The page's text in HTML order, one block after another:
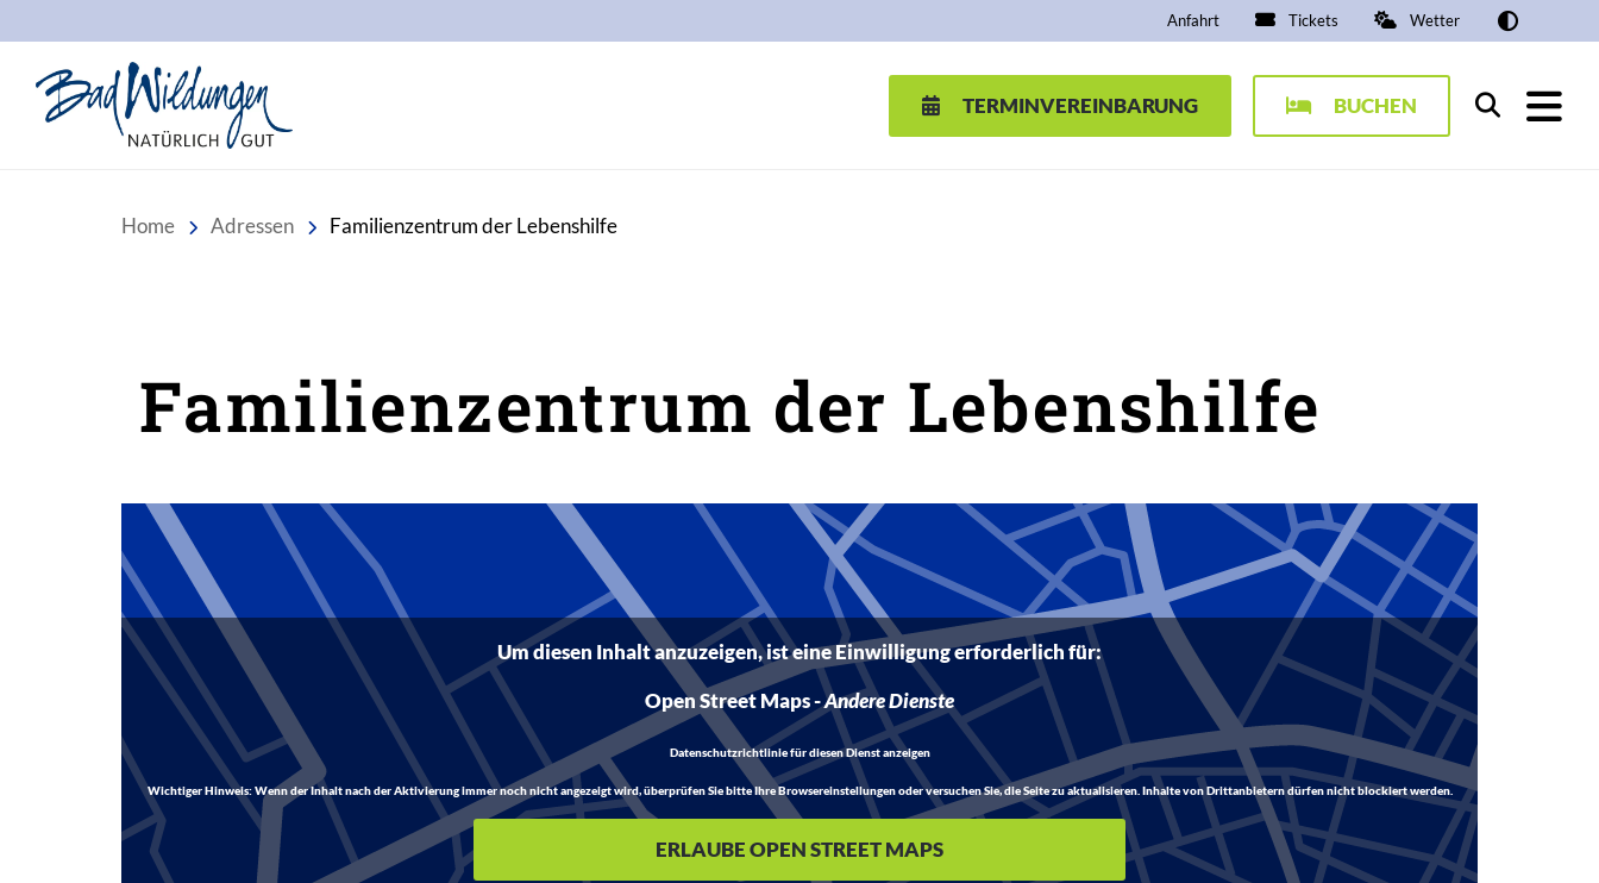
Anfahrt Tickets Wetter
TERMINVEREINBARUNG BUCHEN Suchen
Home Adressen Familienzentrum der Lebenshilfe
Familienzentrum der Lebenshilfe
Inhalt
Um diesen Inhalt anzuzeigen, ist eine Einwilligung erforderlich für:
Open Street Maps-Andere Dienste
Datenschutzrichtlinie für diesen Dienst anzeigen
Wichtiger Hinweis:Wenn der Inhalt nach der Aktivierung immer noch nicht angezeigt wird, überprüfen Sie bitte Ihre Browsereinstellungen oder versuchen Sie, die Seite zu aktualisieren. Inhalte von Drittanbietern dürfen nicht blockiert werden.
ERLAUBE OPEN STREET MAPS